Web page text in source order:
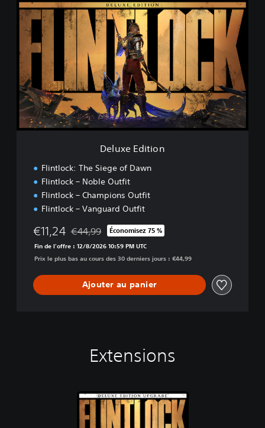
D
e
x
e
d
o
Deluxe Edition
Flintlock: The Siege of Dawn
Flintlock – Noble Outfit
Flintlock – Champions Outfit
Flintlock – Vanguard Outfit
€11,24 Remise par rapport au prix d'origine de €44,99
€44,99 Économisez 75 %
Fin de l'offre : 12/8/2026 10:59 PM UTC
Prix le plus bas au cours des 30 derniers jours : €44,99
Ajouter au panier
Extensions